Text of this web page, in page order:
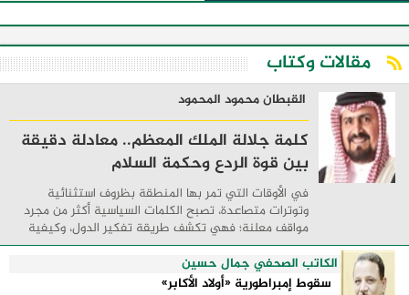
مقالات وكتاب
القبطان محمود المحمود
كلمة جلالة الملك المعظم.. معادلة دقيقة
بين قوة الردع وحكمة السلام
في الأوقات التي تمر بها المنطقة بظروف استثنائية
وتوترات متصاعدة، تصبح الكلمات السياسية أكثر من مجرد
مواقف معلنة؛ فهي تكشف طريقة تفكير الدول، وكيفية
إدارتها للأزمات، والحدود التي تفصل بين القوة ...
الكاتب الصحفي جمال حسين
سقوط إمبراطورية «أولاد الأكابر»